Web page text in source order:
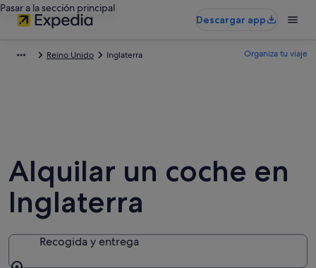
Pasar a la sección principal
Descargar app
Reino Unido Inglaterra Organiza tu viaje
Alquilar un coche en
Inglaterra
Recogida y entrega